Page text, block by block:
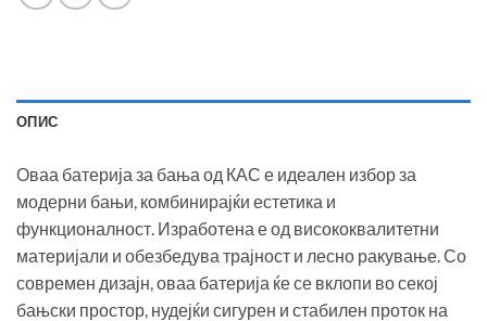
ОПИС
Оваа батерија за бања од КАС е идеален избор за
модерни бањи, комбинирајќи естетика и
функционалност. Изработена е од висококвалитетни
материјали и обезбедува трајност и лесно ракување. Со
современ дизајн, оваа батерија ќе се вклопи во секој
бањски простор, нудејќи сигурен и стабилен проток на